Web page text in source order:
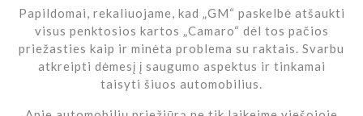
Papildomai, rekaliuojame, kad „GM“ paskelbė atšaukti
visus penktosios kartos „Camaro“ dėl tos pačios
priežasties kaip ir minėta problema su raktais. Svarbu
atkreipti dėmesį į saugumo aspektus ir tinkamai
taisyti šiuos automobilius.